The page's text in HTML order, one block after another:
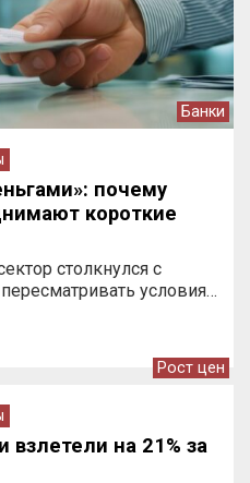
Банки
почему
короткие
столкнулся с
условия…
Рост цен
взлетели на 21% за